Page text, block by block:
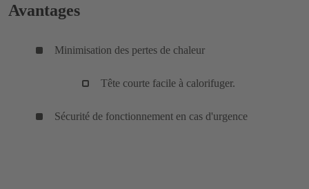
Avantages
Minimisation des pertes de chaleur
Tête courte facile à calorifuger.
Sécurité de fonctionnement en cas d'urgence